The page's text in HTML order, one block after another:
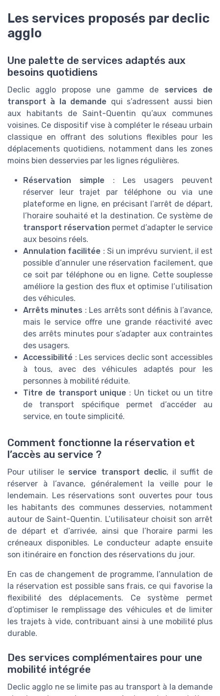
Les services proposés par declic
agglo
Une palette de services adaptés aux
besoins quotidiens
Declic agglo propose une gamme de services de
transport à la demande qui s’adressent aussi bien
aux habitants de Saint-Quentin qu’aux communes
voisines. Ce dispositif vise à compléter le réseau urbain
classique en offrant des solutions flexibles pour les
déplacements quotidiens, notamment dans les zones
moins bien desservies par les lignes régulières.
Réservation simple : Les usagers peuvent
réserver leur trajet par téléphone ou via une
plateforme en ligne, en précisant l’arrêt de départ,
l’horaire souhaité et la destination. Ce système de
transport réservation permet d’adapter le service
aux besoins réels.
Annulation facilitée : Si un imprévu survient, il est
possible d’annuler une réservation facilement, que
ce soit par téléphone ou en ligne. Cette souplesse
améliore la gestion des flux et optimise l’utilisation
des véhicules.
Arrêts minutes : Les arrêts sont définis à l’avance,
mais le service offre une grande réactivité avec
des arrêts minutes pour s’adapter aux contraintes
des usagers.
Accessibilité : Les services declic sont accessibles
à tous, avec des véhicules adaptés pour les
personnes à mobilité réduite.
Titre de transport unique : Un ticket ou un titre
de transport spécifique permet d’accéder au
service, en toute simplicité.
Comment fonctionne la réservation et
l’accès au service ?
Pour utiliser le service transport declic, il suffit de
réserver à l’avance, généralement la veille pour le
lendemain. Les réservations sont ouvertes pour tous
les habitants des communes desservies, notamment
autour de Saint-Quentin. L’utilisateur choisit son arrêt
de départ et d’arrivée, ainsi que l’horaire parmi les
créneaux disponibles. Le conducteur adapte ensuite
son itinéraire en fonction des réservations du jour.
En cas de changement de programme, l’annulation de
la réservation est possible sans frais, ce qui favorise la
flexibilité des déplacements. Ce système permet
d’optimiser le remplissage des véhicules et de limiter
les trajets à vide, contribuant ainsi à une mobilité plus
durable.
Des services complémentaires pour une
mobilité intégrée
Declic agglo ne se limite pas au transport à la demande